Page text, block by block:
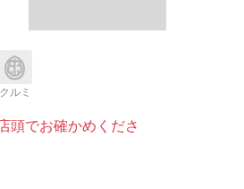
クルミ
頭でお確かめくださ